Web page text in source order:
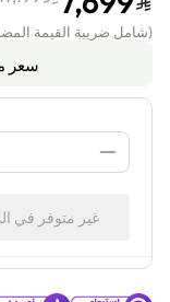
(شامل ضريبة القيمة
سعر
غير متوفر في